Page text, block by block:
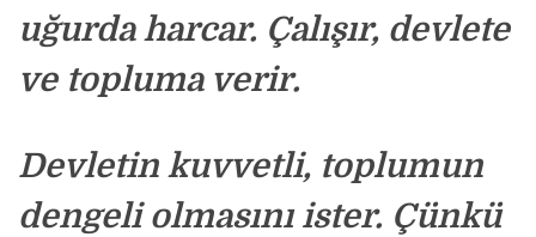
uğurda harcar. Çalışır, devlete
ve topluma verir.
Devletin kuvvetli, toplumun
dengeli olmasını ister. Çünkü